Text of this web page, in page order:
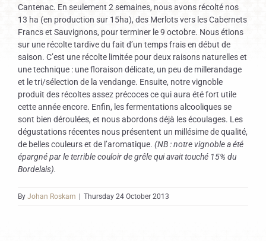
Cantenac. En seulement 2 semaines, nous avons récolté nos
13 ha (en production sur 15ha), des Merlots vers les Cabernets
Francs et Sauvignons, pour terminer le 9 octobre. Nous étions
sur une récolte tardive du fait d’un temps frais en début de
saison. C’est une récolte limitée pour deux raisons naturelles et
une technique : une floraison délicate, un peu de millerandage
et le tri/sélection de la vendange. Ensuite, notre vignoble
produit des récoltes assez précoces ce qui aura été fort utile
cette année encore. Enfin, les fermentations alcooliques se
sont bien déroulées, et nous abordons déjà les écoulages. Les
dégustations récentes nous présentent un millésime de qualité,
de belles couleurs et de l’aromatique. (NB : notre vignoble a été
épargné par le terrible couloir de grêle qui avait touché 15% du
Bordelais).
By Johan Roskam Thursday 24 October 2013